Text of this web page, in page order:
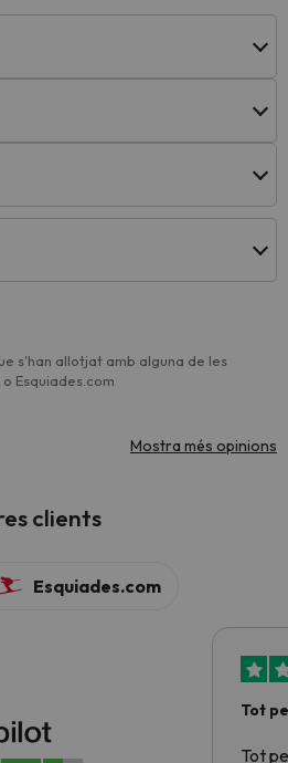
s'han allotjat amb alguna de les
Esquiades.com
Mostra més opinions
clients
Esquiades.com
Tot
Tot